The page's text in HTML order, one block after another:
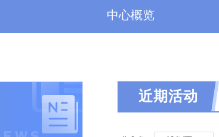
中心概览
近期活动